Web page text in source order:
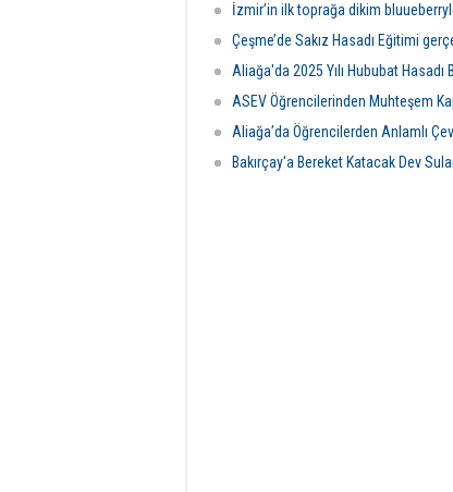
İzmir’in ilk toprağa dikim
Çeşme’de Sakız Hasadı Eğitimi
Aliağa'da 2025 Yılı Hububat Hasadı
ASEV Öğrencilerinden Muhteşem
Aliağa’da Öğrencilerden Anlamlı
Bakırçay'a Bereket Katacak Dev